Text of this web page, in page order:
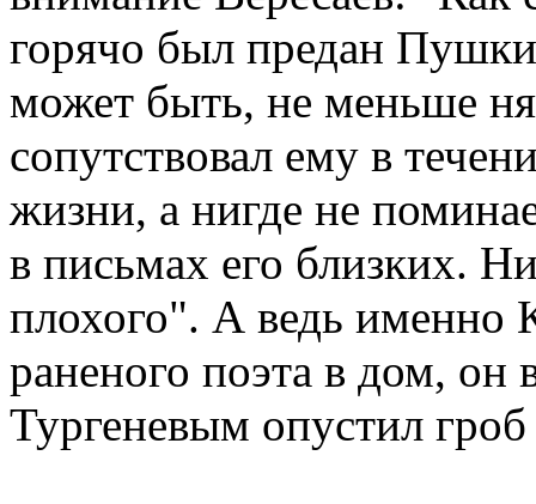
горячо был предан
может быть, не меньше
сопутствовал ему в
жизни, а нигде не
в письмах его близких.
плохого". А ведь именно
раненого поэта в дом, он
Тургеневым опустил